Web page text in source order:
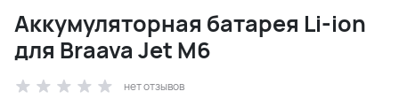
Аккумуляторная батарея Li-ion
для Braava Jet M6
нет отзывов